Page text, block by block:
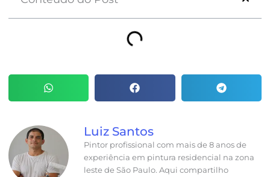
Luiz Santos
Pintor profissional com mais de 8 anos de
experiência em pintura residencial na zona
leste de São Paulo. Aqui compartilho